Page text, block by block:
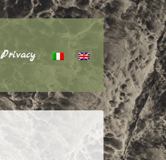
Privacy